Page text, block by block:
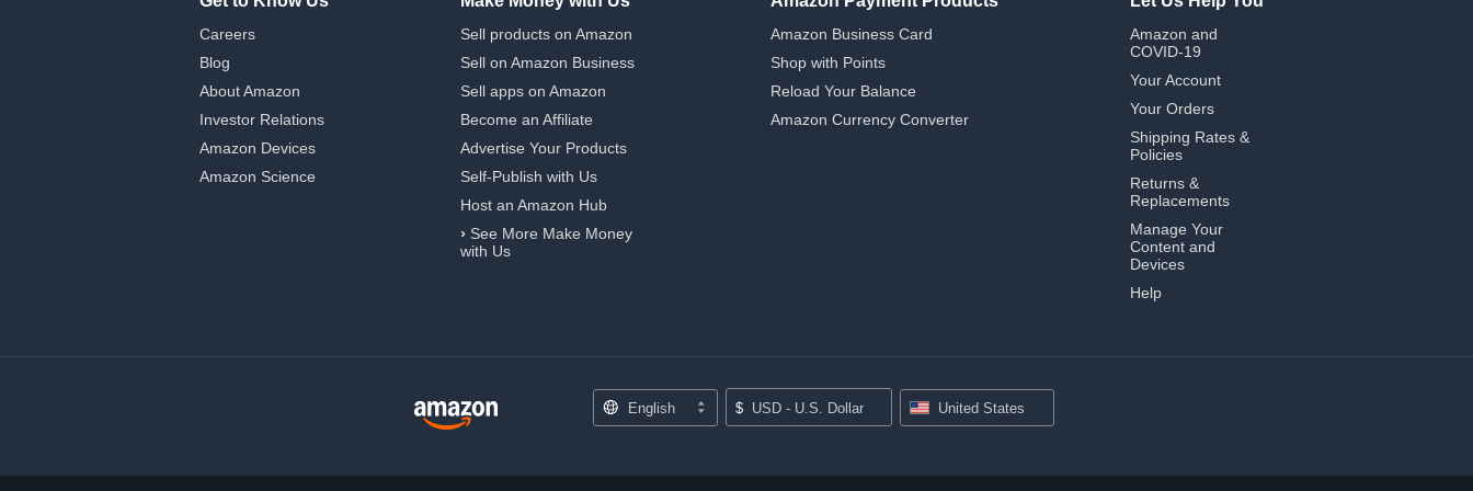
Careers
Blog
About Amazon
Investor Relations
Amazon Devices
Amazon Science
Sell products on Amazon
Sell on Amazon Business
Sell apps on Amazon
Become an Affiliate
Advertise Your Products
Self-Publish with Us
Host an Amazon Hub
› See More Make Money
with Us
Amazon Business Card
Shop with Points
Reload Your Balance
Amazon Currency Converter
Amazon and
COVID-19
Your Account
Your Orders
Shipping Rates &
Policies
Returns &
Replacements
Manage Your
Content and
Devices
Help
English $ USD - U.S. Dollar United States